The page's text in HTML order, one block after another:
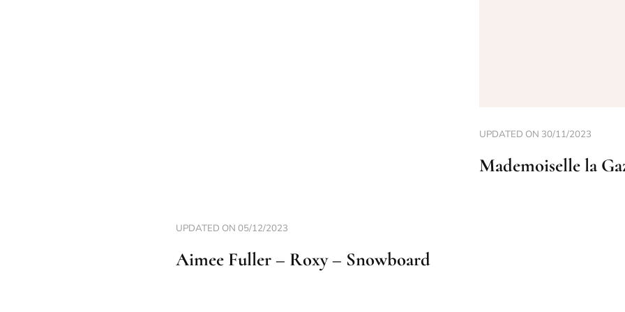
UPDATED ON 05/12/2023
Aimee Fuller – Roxy – Snowboard
UPDATED ON 30/11/2023
Mademoiselle la